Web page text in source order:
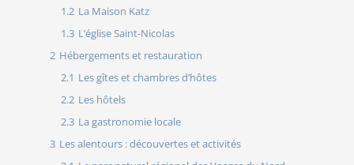
1.2 La Maison Katz
1.3 L’église Saint-Nicolas
2 Hébergements et restauration
2.1 Les gîtes et chambres d’hôtes
2.2 Les hôtels
2.3 La gastronomie locale
3 Les alentours : découvertes et activités